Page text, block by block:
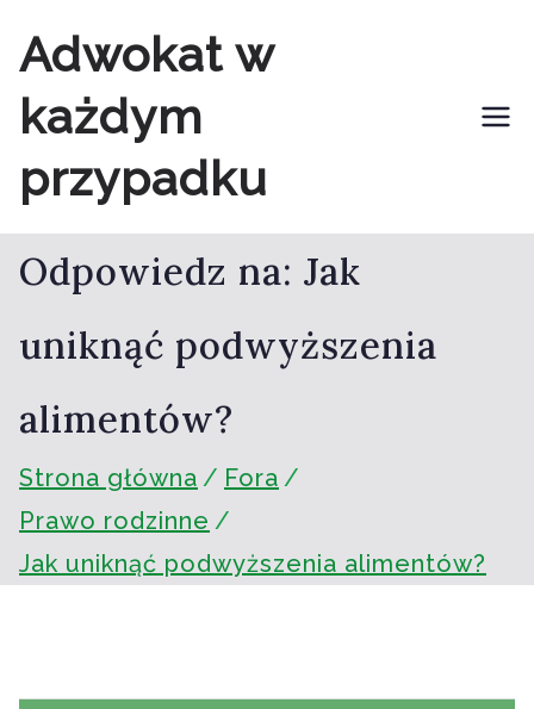
do
treści
Adwokat w
każdym
przypadku
Odpowiedz na: Jak
uniknąć podwyższenia
alimentów?
Strona główna
Fora
Prawo rodzinne
Jak uniknąć podwyższenia alimentów?